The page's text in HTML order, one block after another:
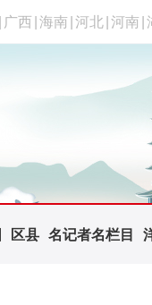
广西 海南 河北 河南
区县 名记者名栏目